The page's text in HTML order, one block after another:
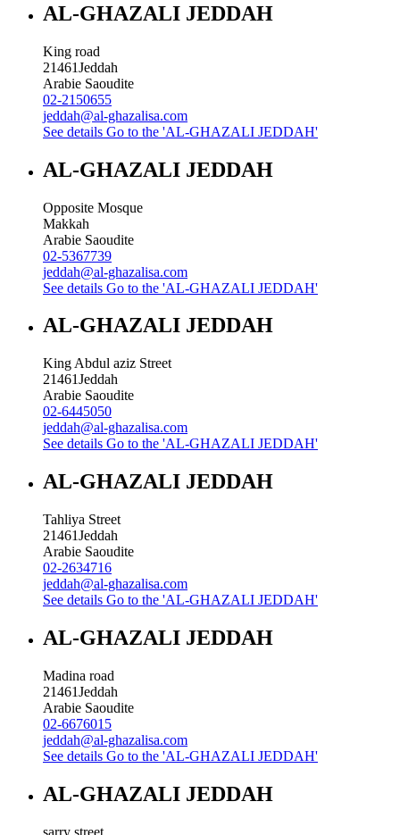
AL-GHAZALI JEDDAH
King road
21461Jeddah
Arabie Saoudite
02-2150655
jeddah@al-ghazalisa.com
See details Go to the 'AL-GHAZALI JEDDAH'
AL-GHAZALI JEDDAH
Opposite Mosque
Makkah
Arabie Saoudite
02-5367739
jeddah@al-ghazalisa.com
See details Go to the 'AL-GHAZALI JEDDAH'
AL-GHAZALI JEDDAH
King Abdul aziz Street
21461Jeddah
Arabie Saoudite
02-6445050
jeddah@al-ghazalisa.com
See details Go to the 'AL-GHAZALI JEDDAH'
AL-GHAZALI JEDDAH
Tahliya Street
21461Jeddah
Arabie Saoudite
02-2634716
jeddah@al-ghazalisa.com
See details Go to the 'AL-GHAZALI JEDDAH'
AL-GHAZALI JEDDAH
Madina road
21461Jeddah
Arabie Saoudite
02-6676015
jeddah@al-ghazalisa.com
See details Go to the 'AL-GHAZALI JEDDAH'
AL-GHAZALI JEDDAH
sarry street